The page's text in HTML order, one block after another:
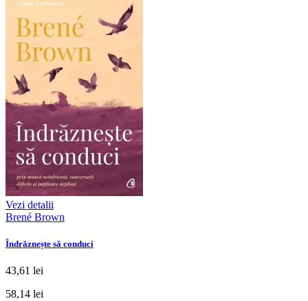
Vezi detalii
Brené Brown
Îndrăznește să conduci
43,61 lei
58,14 lei